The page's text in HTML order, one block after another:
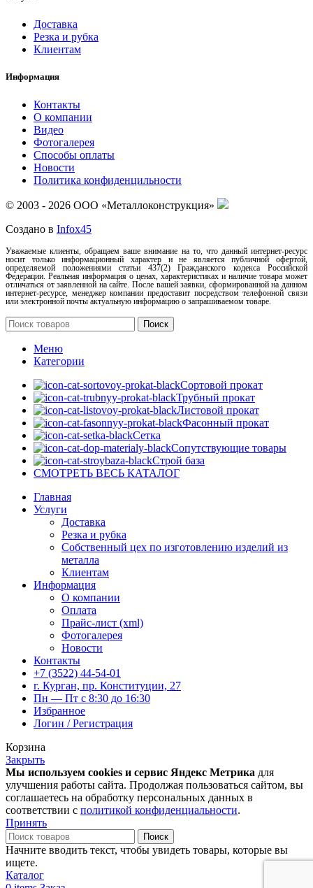
Доставка
Резка и рубка
Клиентам
Информация
Контакты
О компании
Видео
Фотогалерея
Способы оплаты
Новости
Политика конфиденцильности
© 2003 - 2026 ООО «Металлоконструкция»
Создано в Infox45
Уважаемые клиенты, обращаем ваше внимание на то, что данный интернет-ресурс
носит только информационный характер и не является публичной офертой,
определяемой положениями статьи 437(2) Гражданского кодекса Российской
Федерации. Реальная информация о ценах, характеристиках и наличие товара может
отличаться от заявленной на сайте. После вашей заявки, сформированной на данном
интернет-ресурсе, менеджер компании предоставит посредством телефонной связи
или электронной почты актуальную информацию о запрашиваемом товаре.
Поиск
Меню
Категории
Сортовой прокат
Трубный прокат
Листовой прокат
Фасонный прокат
Сетка
Сопутствующие товары
Строй база
СМОТРЕТЬ ВЕСЬ КАТАЛОГ
Главная
Услуги
Доставка
Резка и рубка
Собственный цех по изготовлению изделий из
металла
Клиентам
Информация
О компании
Оплата
Прайс-лист (xml)
Фотогалерея
Новости
Контакты
+7 (3522) 44-54-01
г. Курган, пр. Конституции, 27
Пн — Пт с 8:30 до 16:30
Избранное
Логин / Регистрация
Корзина
Закрыть
Мы используем cookies и сервис Яндекс Метрика для
улучшения работы сайта. Продолжая пользоваться сайтом, вы
соглашаетесь на обработку персональных данных в
соответствии с политикой конфиденциальности.
Принять
Поиск
Начните вводить текст, чтобы увидеть товары, которые вы
ищете.
Каталог